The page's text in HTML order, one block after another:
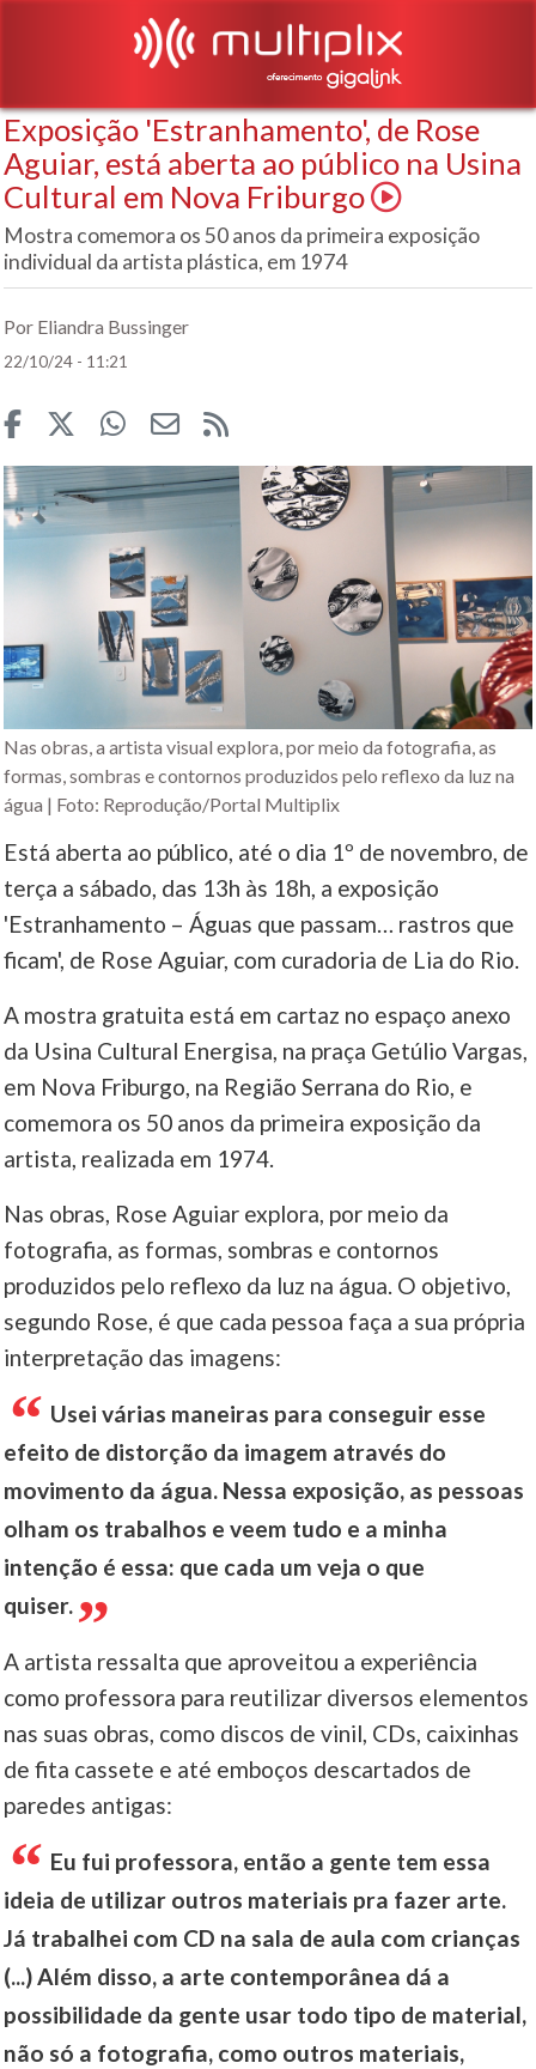
Exposição 'Estranhamento', de Rose
Aguiar, está aberta ao público na Usina
Cultural em Nova Friburgo
Mostra comemora os 50 anos da primeira exposição
individual da artista plástica, em 1974
Por Eliandra Bussinger
22/10/24 - 11:21
Nas obras, a artista visual explora, por meio da fotografia, as
formas, sombras e contornos produzidos pelo reflexo da luz na
água | Foto: Reprodução/Portal Multiplix
Está aberta ao público, até o dia 1º de novembro, de
terça a sábado, das 13h às 18h, a exposição
'Estranhamento – Águas que passam… rastros que
ficam', de Rose Aguiar, com curadoria de Lia do Rio.
A mostra gratuita está em cartaz no espaço anexo
da Usina Cultural Energisa, na praça Getúlio Vargas,
em Nova Friburgo, na Região Serrana do Rio, e
comemora os 50 anos da primeira exposição da
artista, realizada em 1974.
Nas obras, Rose Aguiar explora, por meio da
fotografia, as formas, sombras e contornos
produzidos pelo reflexo da luz na água. O objetivo,
segundo Rose, é que cada pessoa faça a sua própria
interpretação das imagens:
Usei várias maneiras para conseguir esse
efeito de distorção da imagem através do
movimento da água. Nessa exposição, as pessoas
olham os trabalhos e veem tudo e a minha
intenção é essa: que cada um veja o que
quiser.
A artista ressalta que aproveitou a experiência
como professora para reutilizar diversos elementos
nas suas obras, como discos de vinil, CDs, caixinhas
de fita cassete e até emboços descartados de
paredes antigas:
Eu fui professora, então a gente tem essa
ideia de utilizar outros materiais pra fazer arte.
Já trabalhei com CD na sala de aula com crianças
(...) Além disso, a arte contemporânea dá a
possibilidade da gente usar todo tipo de material,
não só a fotografia, como outros materiais,